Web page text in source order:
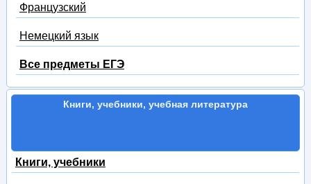
Французский
Немецкий язык
Все предметы ЕГЭ
Книги, учебники, учебная литература
Книги, учебники